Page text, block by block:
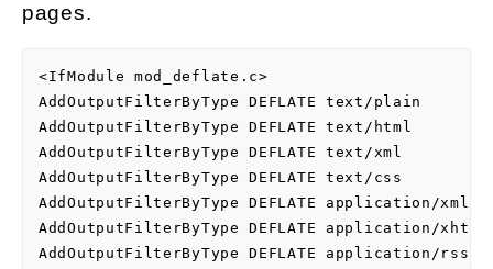
pages.
<IfModule mod_deflate.c>
AddOutputFilterByType DEFLATE text/plain
AddOutputFilterByType DEFLATE text/html
AddOutputFilterByType DEFLATE text/xml
AddOutputFilterByType DEFLATE text/css
AddOutputFilterByType DEFLATE application/xml
AddOutputFilterByType DEFLATE application/
AddOutputFilterByType DEFLATE application/